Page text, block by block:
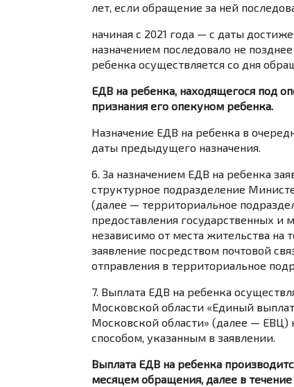
лет, если обращение за ней
начиная с 2021 года — с даты
назначением последовало не
ребенка осуществляется со дня
ЕДВ на ребенка, находящегося под
признания его опекуном ребенка.
Назначение ЕДВ на ребенка в
даты предыдущего назначения.
6. За назначением ЕДВ на ребенка
структурное подразделение
(далее — территориальное
предоставления государственных
независимо от места жительства на
заявление посредством почтовой
отправления в территориальное
7. Выплата ЕДВ на ребенка
Московской области «Единый
Московской области» (далее — ЕВЦ)
способом, указанным в заявлении.
Выплата ЕДВ на ребенка
месяцем обращения, далее в